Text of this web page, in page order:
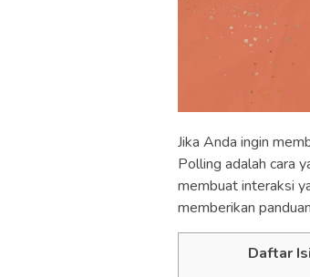
Jika Anda ingin
Polling adalah cara
membuat interaksi
memberikan
Daftar